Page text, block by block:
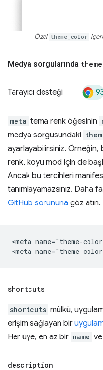
Özel theme_color
Medya sorgularında theme
Tarayıcı desteği
meta tema renk öğesinin
medya sorgusundaki
ayarlayabilirsiniz. Örneğin,
renk, koyu mod için de
Ancak bu tercihleri
tanımlayamazsınız. Daha
GitHub sorununa göz atın.
<meta name="theme-
shortcuts
shortcuts mülkü,
erişim sağlayan bir
Her üye, en az bir name
description